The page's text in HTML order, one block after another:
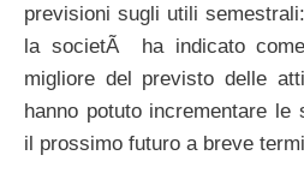
previsioni sugli utili
la societÃ ha indicato
migliore del previsto delle
hanno potuto incrementare le
il prossimo futuro a breve